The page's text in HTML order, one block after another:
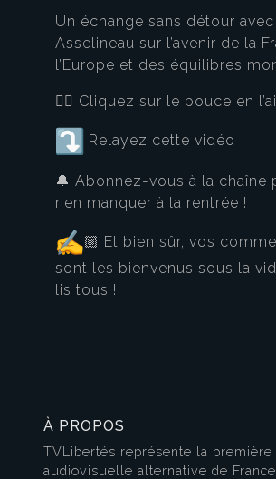
Un échange sans détour avec
Asselineau sur l’avenir de la
l’Europe et des équilibres
👍🏼 Cliquez sur le pouce en
Relayez cette vidéo
🔔 Abonnez-vous à la chaîne
rien manquer à la rentrée !
🏼 Et bien sûr, vos
sont les bienvenus sous la
lis tous !
À PROPOS
TVLibertés représente la première
audiovisuelle alternative de